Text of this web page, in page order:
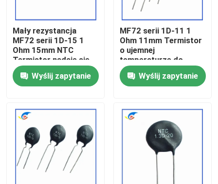
Kontrola jakości
Skontaktuj się z nami
Nowości
Sprawy
Mały rezystancja
MF72 serii 1D-15 1
Ohm 15mm NTC
Termistor nadaje się
do przełączania
adaptera zasilania
Wyślij zapytanie
MF72 serii 1D-11 1
Ohm 11mm Termistor
o ujemnej
temperaturze do
przełączania źródeł
zasilaniaWyślij zapytanie